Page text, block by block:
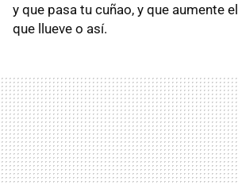
y que pasa tu cuñao, y que aumente
que llueve o así.